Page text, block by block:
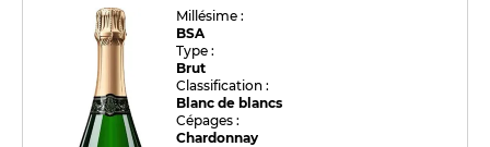
Millésime :
BSA
Type :
Brut
Classification :
Blanc de blancs
Cépages :
Chardonnay